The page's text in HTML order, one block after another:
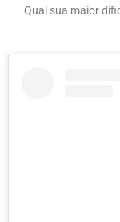
Qual sua maior